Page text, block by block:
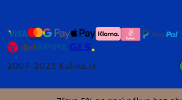
2007–2025 Kulina.it